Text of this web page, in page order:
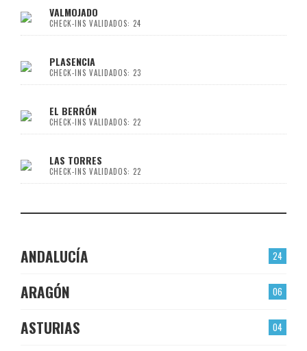
VALMOJADO
CHECK-INS VALIDADOS: 24
PLASENCIA
CHECK-INS VALIDADOS: 23
EL BERRÓN
CHECK-INS VALIDADOS: 22
LAS TORRES
CHECK-INS VALIDADOS: 22
24
ANDALUCÍA
06
ARAGÓN
04
ASTURIAS